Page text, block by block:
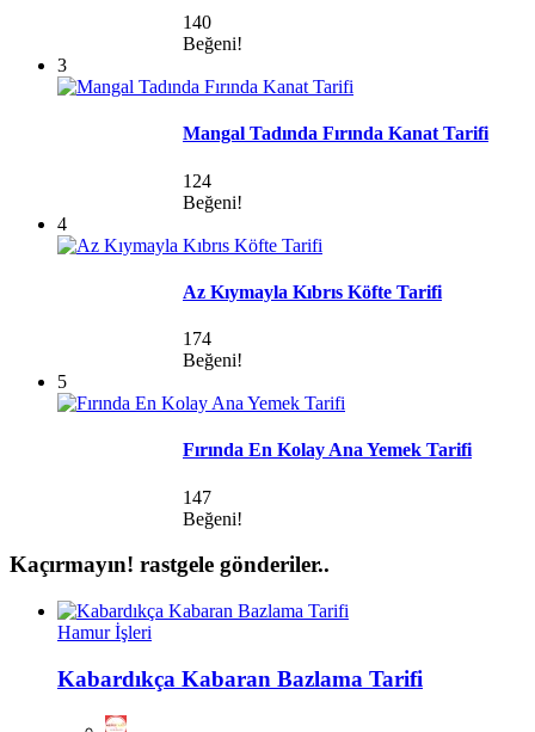
140
Beğeni!
3
Mangal Tadında Fırında Kanat Tarifi
124
Beğeni!
4
Az Kıymayla Kıbrıs Köfte Tarifi
174
Beğeni!
5
Fırında En Kolay Ana Yemek Tarifi
147
Beğeni!
Kaçırmayın! rastgele gönderiler..
Hamur İşleri
Kabardıkça Kabaran Bazlama Tarifi